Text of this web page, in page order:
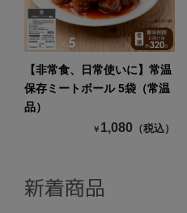
【非常食、日常使いに】常温
保存ミートボール 5袋（常温
品）
￥ 1,080 （税込）
新着商品